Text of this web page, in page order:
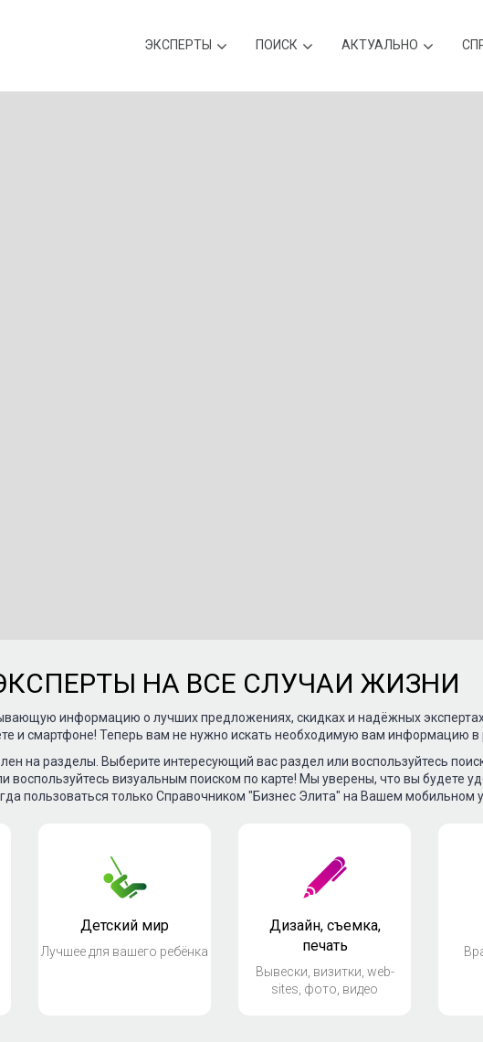
ЭКСПЕРТЫ ПОИСК АКТУАЛЬНО
НА ВСЕ СЛУЧАИ ЖИЗНИ
информацию о лучших предложениях, скидках и надёжных
и смартфоне! Теперь вам не нужно искать необходимую вам информацию в
на разделы. Выберите интересующий вас раздел или воспользуйтесь
воспользуйтесь визуальным поиском по карте! Мы уверены, что вы будете
пользоваться только Справочником "Бизнес Элита" на Вашем мобильном
Детский мир
Лучшее для вашего ребёнка
Дизайн, съемка,
печать
Вывески, визитки, web-
sites, фото, видео